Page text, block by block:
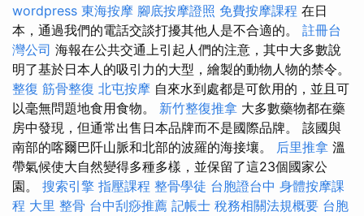
wordpress 東海按摩 腳底按摩證照 免費按摩課程 在日
本，通過我們的電話交談打擾其他人是不合適的。 註冊台
灣公司 海報在公共交通上引起人們的注意，其中大多數說
明了基於日本人的吸引力的大型，繪製的動物人物的禁令。
整復 筋骨整復 北屯按摩 自來水到處都是可飲用的，並且可
以毫無問題地食用食物。 新竹整復推拿 大多數藥物都在藥
房中發現，但通常出售日本品牌而不是國際品牌。 該國與
南部的喀爾巴阡山脈和北部的波羅的海接壤。 后里推拿 溫
帶氣候使大自然變得多種多樣，並保留了這23個國家公
園。 搜索引擎 指壓課程 整骨學徒 台胞證台中 身體按摩課
程 大里 整骨 台中刮痧推薦 記帳士 稅務相關法規概要 台胞